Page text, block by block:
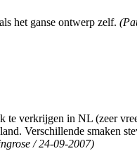
het ganse ontwerp zelf.
verkrijgen in NL (zeer
Verschillende smaken
/ 24-09-2007)